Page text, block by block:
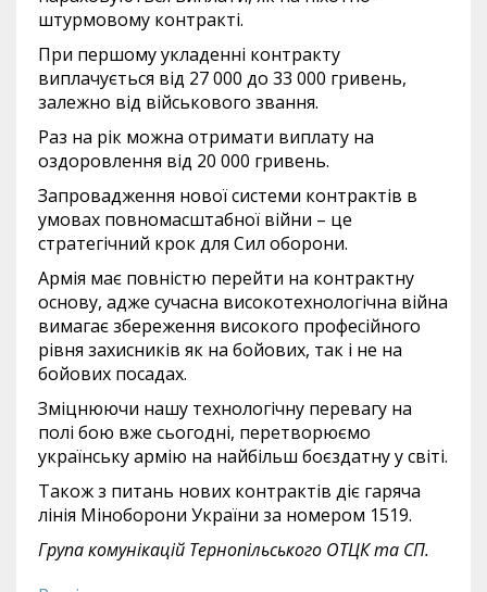
штурмовому контракті.
При першому укладенні контракту
виплачується від 27 000 до 33 000 гривень,
залежно від військового звання.
Раз на рік можна отримати виплату на
оздоровлення від 20 000 гривень.
Запровадження нової системи контрактів в
умовах повномасштабної війни – це
стратегічний крок для Сил оборони.
Армія має повністю перейти на контрактну
основу, адже сучасна високотехнологічна війна
вимагає збереження високого професійного
рівня захисників як на бойових, так і не на
бойових посадах.
Зміцнюючи нашу технологічну перевагу на
полі бою вже сьогодні, перетворюємо
українську армію на найбільш боєздатну у світі.
Також з питань нових контрактів діє гаряча
лінія Міноборони України за номером 1519.
Група комунікацій Тернопільського ОТЦК та СП.